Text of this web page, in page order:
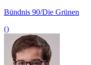
Bündnis 90/Die Grünen
()